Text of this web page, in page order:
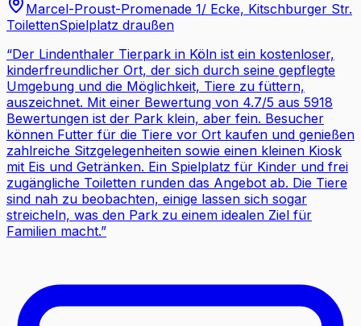
Marcel-Proust-Promenade 1/ Ecke, Kitschburger Str.
ToilettenSpielplatz draußen
“Der Lindenthaler Tierpark in Köln ist ein kostenloser,
kinderfreundlicher Ort, der sich durch seine gepflegte
Umgebung und die Möglichkeit, Tiere zu füttern,
auszeichnet. Mit einer Bewertung von 4.7/5 aus 5918
Bewertungen ist der Park klein, aber fein. Besucher
können Futter für die Tiere vor Ort kaufen und genießen
zahlreiche Sitzgelegenheiten sowie einen kleinen Kiosk
mit Eis und Getränken. Ein Spielplatz für Kinder und frei
zugängliche Toiletten runden das Angebot ab. Die Tiere
sind nah zu beobachten, einige lassen sich sogar
streicheln, was den Park zu einem idealen Ziel für
Familien macht.”